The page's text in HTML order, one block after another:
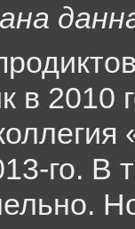
в 2010
го. В